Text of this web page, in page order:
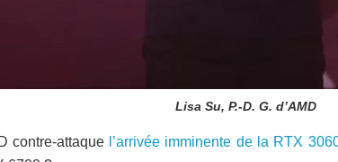
Lisa Su, P.-D. G. d’AMD
contre-attaquel’arrivée imminente de la RTX